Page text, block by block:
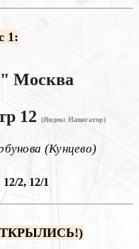
1:
Москва
12 (Яндекс Навигатор)
(Кунцево)
2, 12/1